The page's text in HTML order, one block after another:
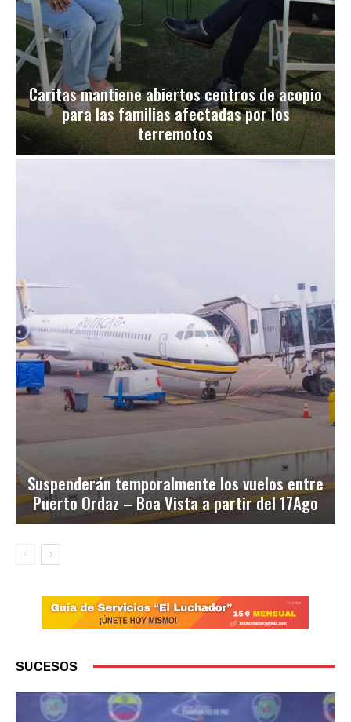
Caritas mantiene abiertos centros de acopio
para las familias afectadas por los
terremotos
Suspenderán temporalmente los vuelos entre
Puerto Ordaz – Boa Vista a partir del 17Ago
SUCESOS